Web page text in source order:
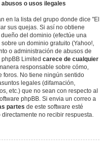
o usos ilegales
en la lista del grupo donde dice "El
sus quejas. Si así no obtiene
del dominio (efectúe una
un dominio gratuito (Yahoo!,
o administración de abusos de
Limited carece de cualquier
responsable sobre cómo,
foros. No tiene ningún sentido
legales (difamación,
etc.) que no sean con respecto al
phpBB. Si envia un correo a
partes de este software esté
no recibir respuesta.